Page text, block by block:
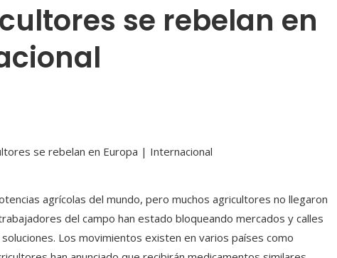
se rebelan en
agrícolas del mundo, pero muchos agricultores no llegaron
del campo han estado bloqueando mercados y calles
Los movimientos existen en varios países como